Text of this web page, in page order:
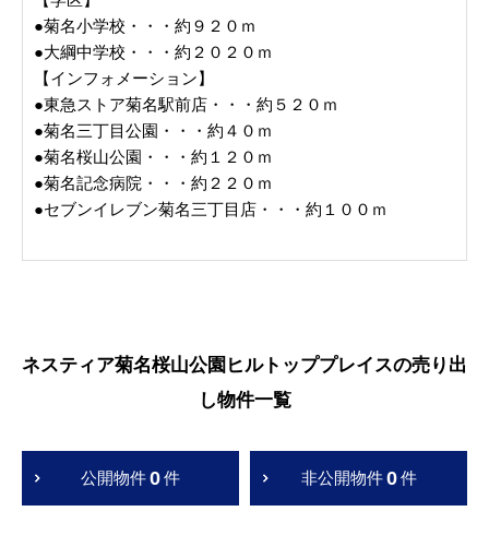
●菊名小学校・・・約９２０ｍ
●大綱中学校・・・約２０２０ｍ
【インフォメーション】
●東急ストア菊名駅前店・・・約５２０ｍ
●菊名三丁目公園・・・約４０ｍ
●菊名桜山公園・・・約１２０ｍ
●菊名記念病院・・・約２２０ｍ
●セブンイレブン菊名三丁目店・・・約１００ｍ
ネスティア菊名桜山公園ヒルトッププレイスの売り出
し物件一覧
公開物件0件 非公開物件 0 件